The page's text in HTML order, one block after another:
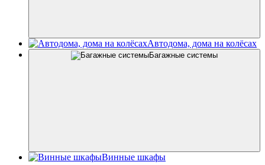
Автодома, дома на колёсах
Багажные системы
Винные шкафы